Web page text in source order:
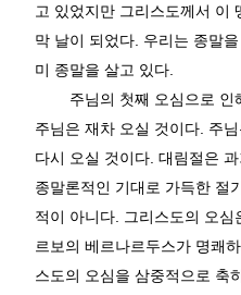
고 있었지만 그리스도께서 이
막 날이 되었다 우리는 종말
미 종말을 살고 있다
주님의 첫째 오심으로 인
주님은 재차 오실 것이다 주
다시 오실 것이다 대림절은
종말론적인 기대로 가득한 절
적이 아니다
그리스도의 오심
르보의 베르나르두스가 명쾌
스도의 오심을 삼중적으로 축